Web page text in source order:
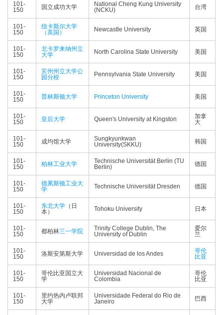
101-
150
国立成功大学
National Cheng Kung University
(NCKU)
台湾
101-
150
纽卡斯尔大学
（英国）
Newcastle University 英国
101-
150
北卡罗来纳州立
大学
North Carolina State University 美国
101-
150
宾州州立大学公
园分校
Pennsylvania State University 美国
101-
150
普林斯顿大学 Princeton University 美国
101-
150
皇后大学 Queen's University at Kingston
加拿
大
101-
150
成均馆大学
Sungkyunkwan
University(SKKU)
韩国
101-
150
柏林工业大学
Technische Universität Berlin (TU
Berlin)
德国
101-
150
德累斯顿工业大
学
Technische Universität Dresden 德国
101-
150
东北大学 （日
本）
Tohoku University 日本
101-
150
都柏林三一学院
Trinity College Dublin, The
University of Dublin
爱尔
兰
101-
150
洛斯安第斯大学 Universidad de los Andes
哥伦
比亚
101-
150
哥伦比亚国立大
学
Universidad Nacional de
Colombia
哥伦
比亚
101-
150
里约热内卢联邦
大学
Universidade Federal do Rio de
Janeiro
巴西